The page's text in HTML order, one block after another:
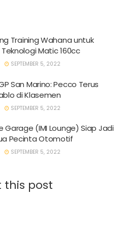
Training Wahana untuk
Matic 160cc
SEPTEMBER 5, 2022
San Marino: Pecco Terus
di Klasemen
SEPTEMBER 5, 2022
Garage (IMI Lounge) Siap Jadi
Pecinta Otomotif
SEPTEMBER 5, 2022
this post